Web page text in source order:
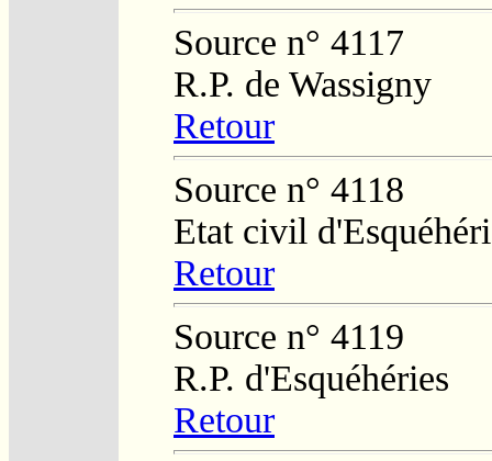
Source n° 4117
R.P. de Wassigny
Retour
Source n° 4118
Etat civil
Retour
Source n° 4119
R.P. d'Esquéhéries
Retour